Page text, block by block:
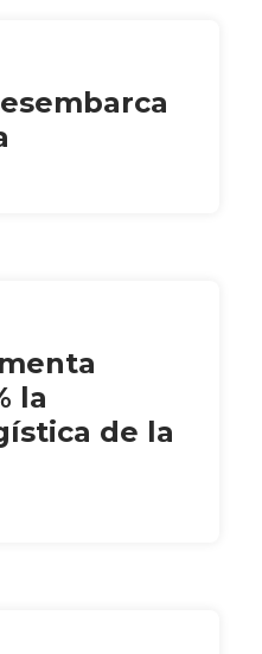
la
de la